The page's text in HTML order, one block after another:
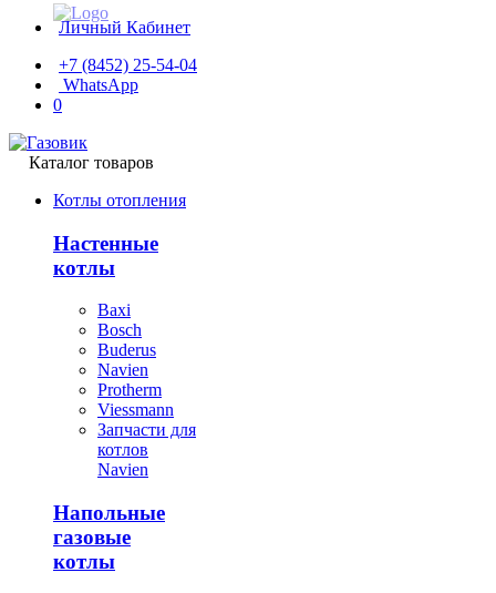
Личный Кабинет
+7 (8452) 25-54-04
WhatsApp
0
Каталог товаров
Котлы отопления
Настенные
котлы
Baxi
Bosch
Buderus
Navien
Protherm
Viessmann
Запчасти для
котлов
Navien
Напольные
газовые
котлы